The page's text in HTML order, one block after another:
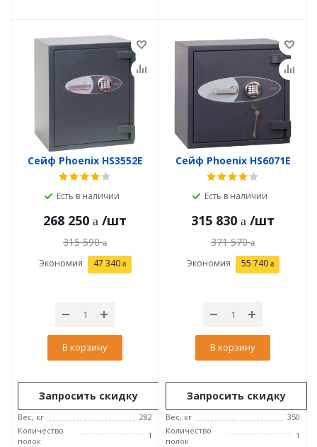
Сейф Phoenix HS3552E
Есть в наличии
268 250 /шт
315 590
Экономия 47 340
В корзину
Запросить скидку
Вес, кг
282
Количество
полок
1
Сейф Phoenix HS6071E
Есть в наличии
315 830 /шт
371 570
Экономия 55 740
В корзину
Запросить скидку
Вес, кг
350
Количество
полок
1